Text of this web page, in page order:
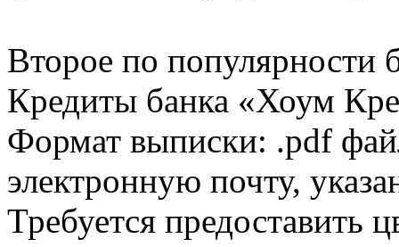
Второе по популярности
Кредиты банка «Хоум
Формат выписки: .pdf
электронную почту,
Требуется предоставить